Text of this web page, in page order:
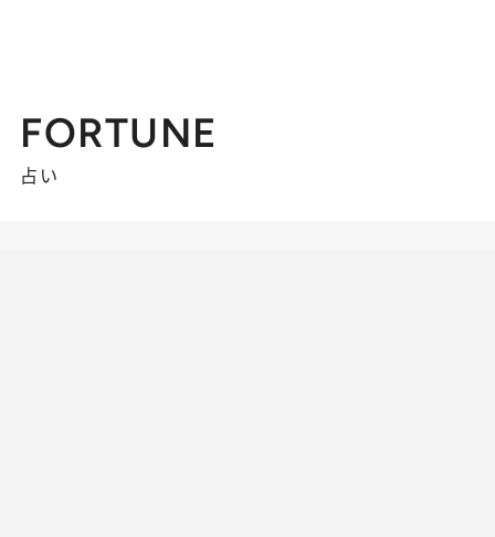
FORTUNE
占い